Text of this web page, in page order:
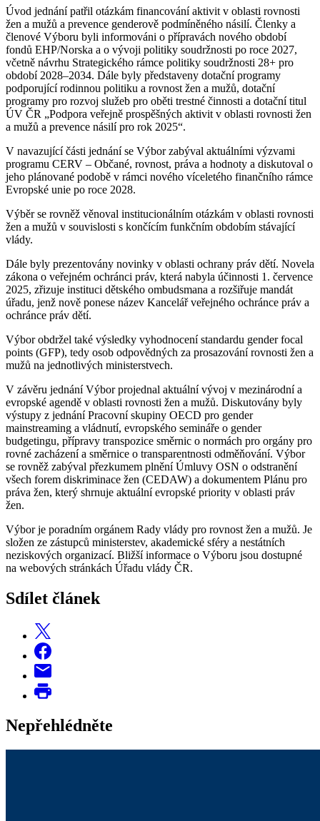
Úvod jednání patřil otázkám financování aktivit v oblasti rovnosti
žen a mužů a prevence genderově podmíněného násilí. Členky a
členové Výboru byli informováni o přípravách nového období
fondů EHP/Norska a o vývoji politiky soudržnosti po roce 2027,
včetně návrhu Strategického rámce politiky soudržnosti 28+ pro
období 2028–2034. Dále byly představeny dotační programy
podporující rodinnou politiku a rovnost žen a mužů, dotační
programy pro rozvoj služeb pro oběti trestné činnosti a dotační titul
ÚV ČR „Podpora veřejně prospěšných aktivit v oblasti rovnosti žen
a mužů a prevence násilí pro rok 2025“.
V navazující části jednání se Výbor zabýval aktuálními výzvami
programu CERV – Občané, rovnost, práva a hodnoty a diskutoval o
jeho plánované podobě v rámci nového víceletého finančního rámce
Evropské unie po roce 2028.
Výběr se rovněž věnoval institucionálním otázkám v oblasti rovnosti
žen a mužů v souvislosti s končícím funkčním obdobím stávající
vlády.
Dále byly prezentovány novinky v oblasti ochrany práv dětí. Novela
zákona o veřejném ochránci práv, která nabyla účinnosti 1. července
2025, zřizuje instituci dětského ombudsmana a rozšiřuje mandát
úřadu, jenž nově ponese název Kancelář veřejného ochránce práv a
ochránce práv dětí.
Výbor obdržel také výsledky vyhodnocení standardu gender focal
points (GFP), tedy osob odpovědných za prosazování rovnosti žen a
mužů na jednotlivých ministerstvech.
V závěru jednání Výbor projednal aktuální vývoj v mezinárodní a
evropské agendě v oblasti rovnosti žen a mužů. Diskutovány byly
výstupy z jednání Pracovní skupiny OECD pro gender
mainstreaming a vládnutí, evropského semináře o gender
budgetingu, přípravy transpozice směrnic o normách pro orgány pro
rovné zacházení a směrnice o transparentnosti odměňování. Výbor
se rovněž zabýval přezkumem plnění Úmluvy OSN o odstranění
všech forem diskriminace žen (CEDAW) a dokumentem Plánu pro
práva žen, který shrnuje aktuální evropské priority v oblasti práv
žen.
Výbor je poradním orgánem Rady vlády pro rovnost žen a mužů. Je
složen ze zástupců ministerstev, akademické sféry a nestátních
neziskových organizací. Bližší informace o Výboru jsou dostupné
na webových stránkách Úřadu vlády ČR.
Sdílet článek
Nepřehlédněte